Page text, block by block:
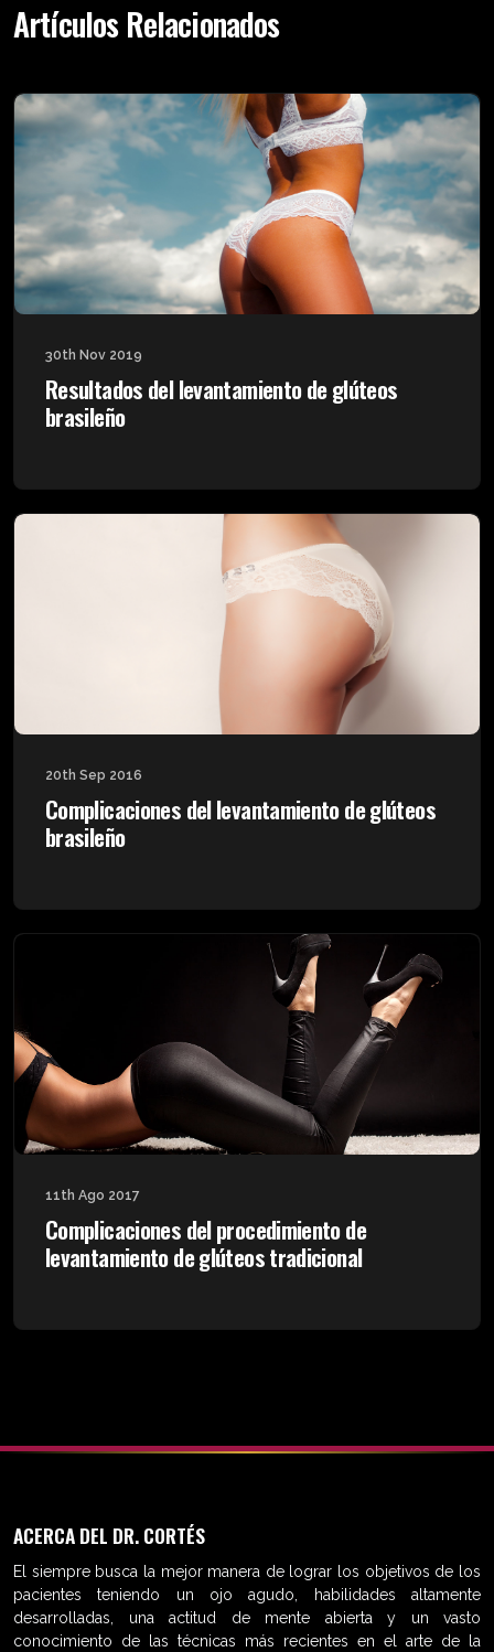
Artículos Relacionados
30th Nov 2019
Resultados del levantamiento de glúteos
brasileño
20th Sep 2016
Complicaciones del levantamiento de glúteos
brasileño
11th Ago 2017
Complicaciones del procedimiento de
levantamiento de glúteos tradicional
ACERCA DEL DR. CORTÉS
El siempre busca la mejor manera de lograr los objetivos de los
pacientes teniendo un ojo agudo, habilidades altamente
desarrolladas, una actitud de mente abierta y un vasto
conocimiento de las técnicas más recientes en el arte de la